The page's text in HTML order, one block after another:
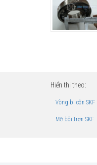
Hiển thị theo:
Vòng bi côn SKF
Mỡ bôi trơn SKF